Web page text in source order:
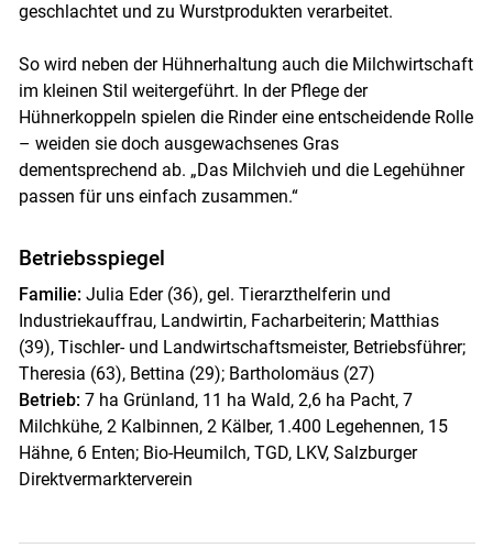
geschlachtet und zu Wurstprodukten verarbeitet.
So wird neben der Hühnerhaltung auch die Milchwirtschaft
im kleinen Stil weitergeführt. In der Pflege der
Hühnerkoppeln spielen die Rinder eine entscheidende Rolle
– weiden sie doch ausgewachsenes Gras
dementsprechend ab. „Das Milchvieh und die Legehühner
passen für uns einfach zusammen.“
Betriebsspiegel
Familie:Julia Eder (36), gel. Tierarzthelferin und
Industriekauffrau, Landwirtin, Facharbeiterin; Matthias
(39), Tischler- und Landwirtschaftsmeister, Betriebsführer;
Theresia (63), Bettina (29); Bartholomäus (27)
Betrieb: 7 ha Grünland, 11 ha Wald, 2,6 ha Pacht, 7
Milchkühe, 2 Kalbinnen, 2 Kälber, 1.400 Legehennen, 15
Hähne, 6 Enten; Bio-Heumilch, TGD, LKV, Salzburger
Direktvermarkterverein